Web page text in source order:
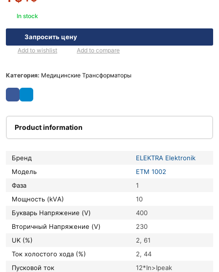
In stock
Запросить цену
Add to wishlist Add to compare
Категория: Медицинские Трансформаторы
Product information
Бренд
ELEKTRA Elektronik
Модель
ETM 1002
Фаза
1
Мощность (kVА)
10
букварь Напряжение (V)
400
вторичный Напряжение (V)
230
UK (%)
2, 61
Ток холостого хода (%)
2, 44
Пусковой ток
12*In>Ipeak